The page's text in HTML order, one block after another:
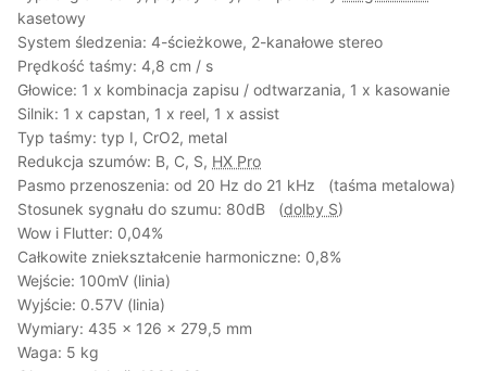
kasetowy
System śledzenia: 4-ścieżkowe, 2-kanałowe stereo
Prędkość taśmy: 4,8 cm / s
Głowice: 1 x kombinacja zapisu / odtwarzania, 1 x kasowanie
Silnik: 1 x capstan, 1 x reel, 1 x assist
Typ taśmy: typ I, CrO2, metal
Redukcja szumów: B, C, S, HX Pro
Pasmo przenoszenia: od 20 Hz do 21 kHz (taśma metalowa)
Stosunek sygnału do szumu: 80dB (dolby S)
Wow i Flutter: 0,04%
Całkowite zniekształcenie harmoniczne: 0,8%
Wejście: 100mV (linia)
Wyjście: 0.57V (linia)
Wymiary: 435 x 126 x 279,5 mm
Waga: 5 kg